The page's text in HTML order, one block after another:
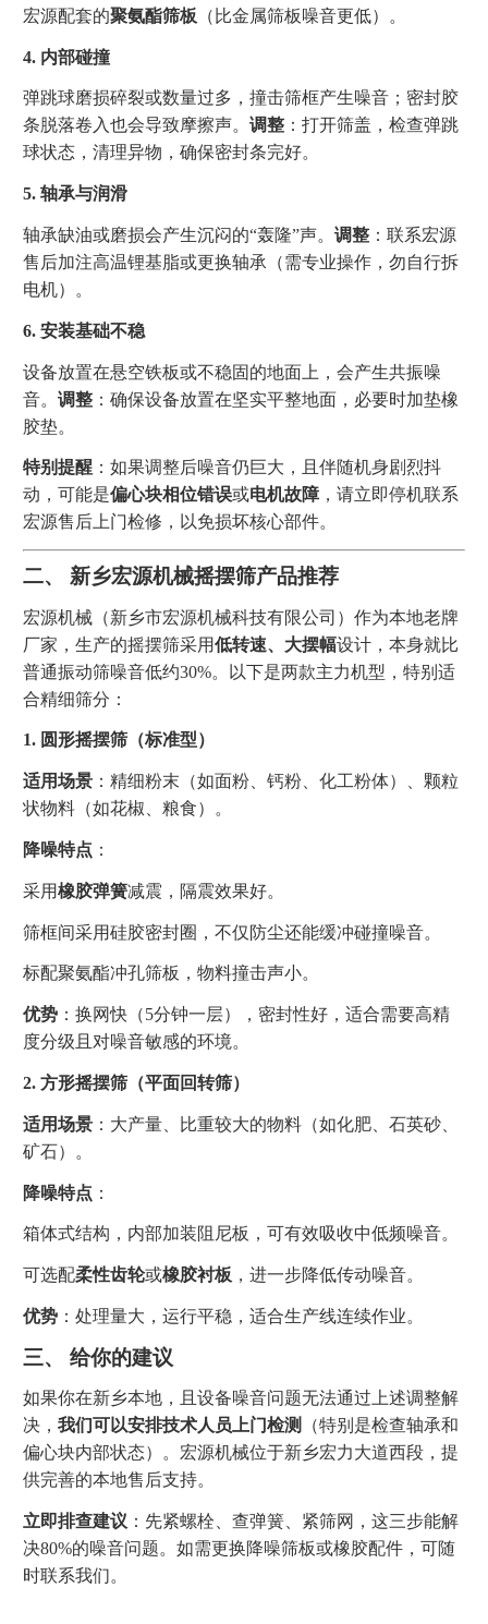
宏源配套的聚氨酯筛板 （比金属筛板噪音更低）。
4. 内部碰撞
弹跳球磨损碎裂或数量过多，撞击筛框产生噪音；密封胶
条脱落卷入也会导致摩擦声。 调整：打开筛盖，检查弹跳
球状态，清理异物，确保密封条完好。
5. 轴承与润滑
轴承缺油或磨损会产生沉闷的“轰隆”声。 调整：联系宏源
售后加注高温锂基脂或更换轴承（需专业操作，勿自行拆
电机）。
6. 安装基础不稳
设备放置在悬空铁板或不稳固的地面上，会产生共振噪
音。 调整：确保设备放置在坚实平整地面，必要时加垫橡
胶垫。
特别提醒：如果调整后噪音仍巨大，且伴随机身剧烈抖
动，可能是偏心块相位错误或电机故障，请立即停机联系
宏源售后上门检修，以免损坏核心部件。
二、 新乡宏源机械摇摆筛产品推荐
宏源机械（新乡市宏源机械科技有限公司）作为本地老牌
厂家，生产的摇摆筛采用低转速、大摆幅设计，本身就比
普通振动筛噪音低约30%。以下是两款主力机型，特别适
合精细筛分：
1. 圆形摇摆筛（标准型）
适用场景：精细粉末（如面粉、钙粉、化工粉体）、颗粒
状物料（如花椒、粮食）。
降噪特点 ：
采用橡胶弹簧减震，隔震效果好。
筛框间采用硅胶密封圈，不仅防尘还能缓冲碰撞噪音。
标配聚氨酯冲孔筛板，物料撞击声小。
优势：换网快（5分钟一层），密封性好，适合需要高精
度分级且对噪音敏感的环境。
2. 方形摇摆筛（平面回转筛）
适用场景：大产量、比重较大的物料（如化肥、石英砂、
矿石）。
降噪特点 ：
箱体式结构，内部加装阻尼板，可有效吸收中低频噪音。
可选配柔性齿轮或橡胶衬板 ，进一步降低传动噪音。
优势：处理量大，运行平稳，适合生产线连续作业。
三、 给你的建议
如果你在新乡本地，且设备噪音问题无法通过上述调整解
决， 我们可以安排技术人员上门检测
（特别是检查轴承和
偏心块内部状态）。宏源机械位于新乡宏力大道西段，提
供完善的本地售后支持。
立即排查建议 ：先紧螺栓、查弹簧、紧筛网，这三步能解
决80%的噪音问题。如需更换降噪筛板或橡胶配件，可随
时联系我们。